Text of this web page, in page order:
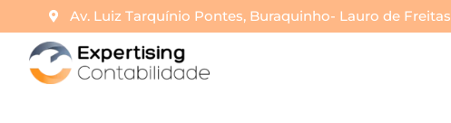
Av. Luiz Tarquínio Pontes, Buraquinho- Lauro de Freitas